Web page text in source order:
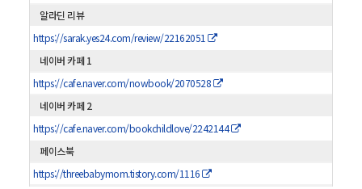
알라딘 리뷰
https://sarak.yes24.com/review/22162051
네이버 카페 1
https://cafe.naver.com/nowbook/2070528
네이버 카페 2
https://cafe.naver.com/bookchildlove/2242144
페이스북
https://threebabymom.tistory.com/1116